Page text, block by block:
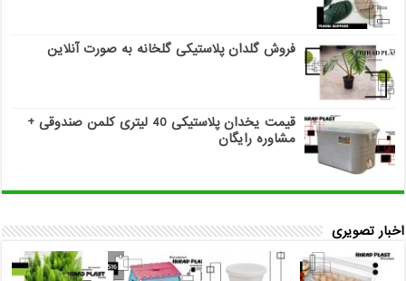
فروش گلدان پلاستیکی گلخانه به صورت آنلاین
قیمت یخدان پلاستیکی 40 لیتری کلمن صندوقی +
مشاوره رایگان
اخبار تصویری